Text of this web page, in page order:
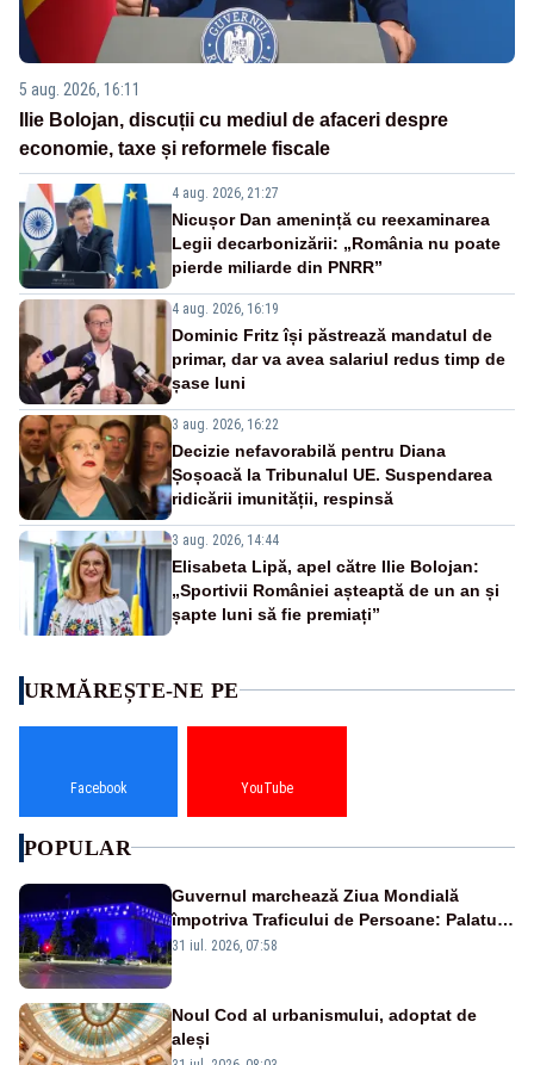
5 aug. 2026, 16:11
Ilie Bolojan, discuții cu mediul de afaceri despre
economie, taxe și reformele fiscale
4 aug. 2026, 21:27
Nicușor Dan amenință cu reexaminarea
Legii decarbonizării: „România nu poate
pierde miliarde din PNRR”
4 aug. 2026, 16:19
Dominic Fritz își păstrează mandatul de
primar, dar va avea salariul redus timp de
șase luni
3 aug. 2026, 16:22
Decizie nefavorabilă pentru Diana
Șoșoacă la Tribunalul UE. Suspendarea
ridicării imunității, respinsă
3 aug. 2026, 14:44
Elisabeta Lipă, apel către Ilie Bolojan:
„Sportivii României așteaptă de un an și
șapte luni să fie premiați”
URMĂREȘTE-NE PE
Facebook YouTube
POPULAR
Guvernul marchează Ziua Mondială
împotriva Traficului de Persoane: Palatul
Victoria, iluminat în albastru
31 iul. 2026, 07:58
Noul Cod al urbanismului, adoptat de
aleși